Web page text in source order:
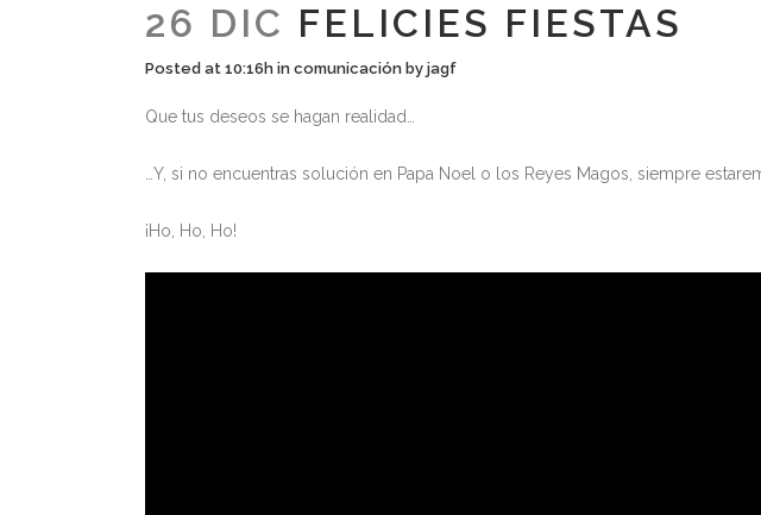
26 DIC FELICIES FIESTAS
Posted at 10:16h in comunicación by jagf
Que tus deseos se hagan realidad…
…Y, si no encuentras solución en Papa Noel o los Reyes Magos, siempre
¡Ho, Ho, Ho!